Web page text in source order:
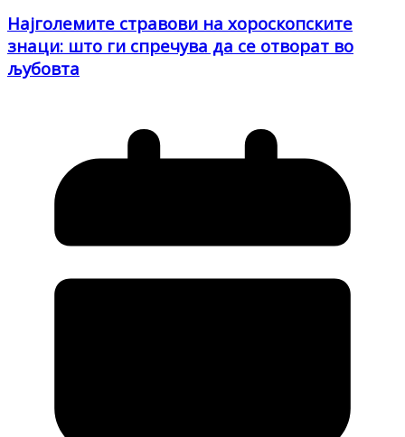
Најголемите стравови на хороскопските
знаци: што ги спречува да се отворат во
љубовта